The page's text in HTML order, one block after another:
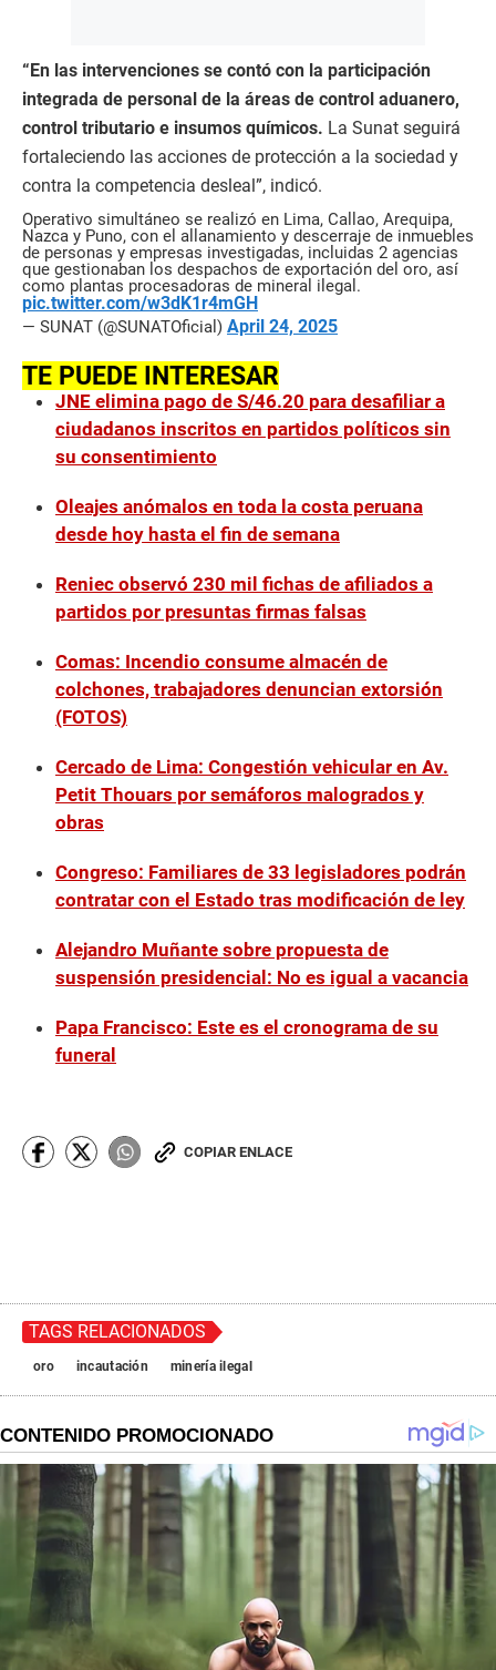
“En las intervenciones se contó con la participación
integrada de personal de la áreas de control aduanero,
control tributario e insumos químicos. La Sunat seguirá
fortaleciendo las acciones de protección a la sociedad y
contra la competencia desleal”, indicó.
Operativo simultáneo se realizó en Lima, Callao, Arequipa,
Nazca y Puno, con el allanamiento y descerraje de inmuebles
de personas y empresas investigadas, incluidas 2 agencias
que gestionaban los despachos de exportación del oro, así
como plantas procesadoras de mineral ilegal.
pic.twitter.com/w3dK1r4mGH
— SUNAT (@SUNATOficial) April 24, 2025
TE PUEDE INTERESAR
JNE elimina pago de S/46.20 para desafiliar a
ciudadanos inscritos en partidos políticos sin
su consentimiento
Oleajes anómalos en toda la costa peruana
desde hoy hasta el fin de semana
Reniec observó 230 mil fichas de afiliados a
partidos por presuntas firmas falsas
Comas: Incendio consume almacén de
colchones, trabajadores denuncian extorsión
(FOTOS)
Cercado de Lima: Congestión vehicular en Av.
Petit Thouars por semáforos malogrados y
obras
Congreso: Familiares de 33 legisladores podrán
contratar con el Estado tras modificación de ley
Alejandro Muñante sobre propuesta de
suspensión presidencial: No es igual a vacancia
Papa Francisco: Este es el cronograma de su
funeral
COPIAR ENLACE
TAGS RELACIONADOS
oro incautación minería ilegal